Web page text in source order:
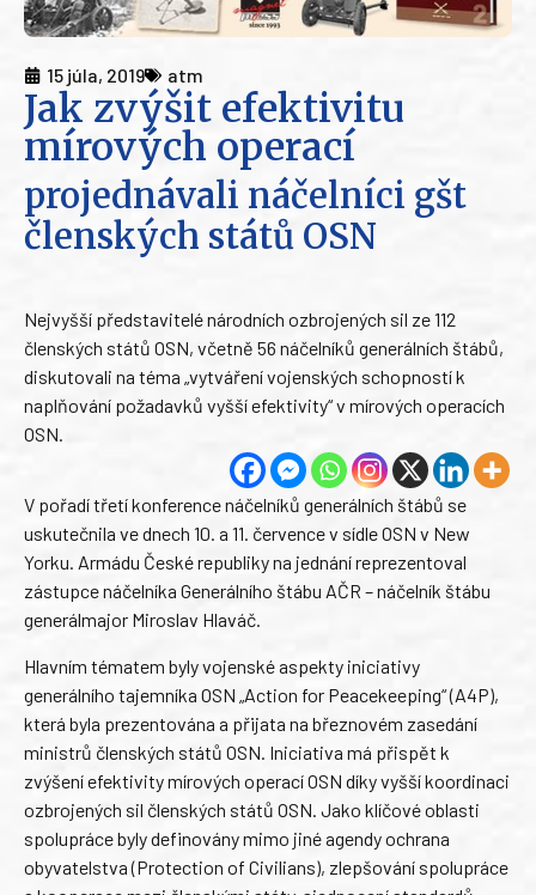
15 júla, 2019 atm
Jak zvýšit efektivitu
mírových operací
projednávali náčelníci gšt
členských států OSN
Nejvyšší představitelé národních ozbrojených sil ze 112
členských států OSN, včetně 56 náčelníků generálních štábů,
diskutovali na téma „vytváření vojenských schopností k
naplňování požadavků vyšší efektivity“ v mírových operacích
OSN.
V pořadí třetí konference náčelníků generálních štábů se
uskutečnila ve dnech 10. a 11. července v sídle OSN v New
Yorku. Armádu České republiky na jednání reprezentoval
zástupce náčelníka Generálního štábu AČR – náčelník štábu
generálmajor Miroslav Hlaváč.
Hlavním tématem byly vojenské aspekty iniciativy
generálního tajemníka OSN „Action for Peacekeeping“ (A4P),
která byla prezentována a přijata na březnovém zasedání
ministrů členských států OSN. Iniciativa má přispět k
zvýšení efektivity mírových operací OSN díky vyšší koordinaci
ozbrojených sil členských států OSN. Jako klíčové oblasti
spolupráce byly definovány mimo jiné agendy ochrana
obyvatelstva (Protection of Civilians), zlepšování spolupráce